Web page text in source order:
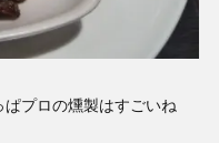
ぱプロの燻製はすごいね